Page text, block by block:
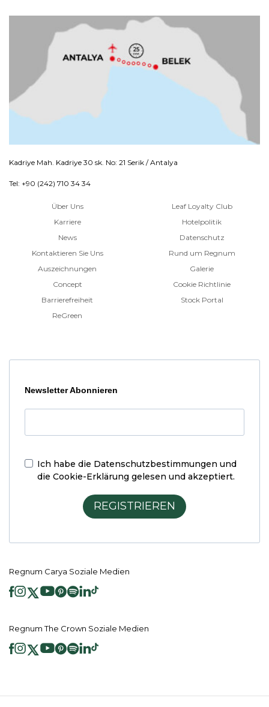
Kadriye Mah. Kadriye 30 sk. No: 21 Serik / Antalya
Tel: +90 (242) 710 34 34
Über Uns
Karriere
News
Kontaktieren Sie Uns
Auszeichnungen
Concept
Barrierefreiheit
ReGreen
Leaf Loyalty Club
Hotelpolitik
Datenschutz
Rund um Regnum
Galerie
Cookie Richtlinie
Stock Portal
Newsletter Abonnieren
Ich habe die Datenschutzbestimmungen und
die Cookie-Erklärung gelesen und akzeptiert.
REGISTRIEREN
Regnum Carya Soziale Medien
Regnum The Crown Soziale Medien